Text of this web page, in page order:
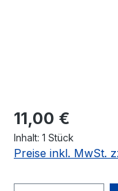
Regulärer Preis:
11,00 €
Inhalt: 1 Stück
Preise inkl. MwSt.